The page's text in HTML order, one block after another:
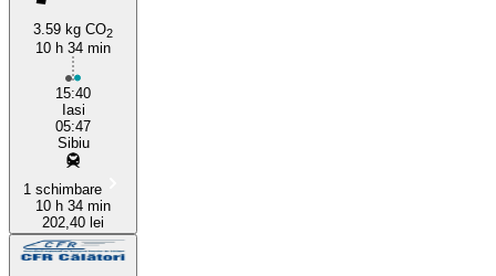
3.59 kg CO2
10 h 34 min
15:40
Iasi
05:47
Sibiu
1 schimbare
10 h 34 min
202,40 lei